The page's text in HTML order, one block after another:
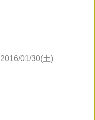
2016/01/30(土)